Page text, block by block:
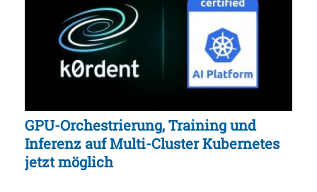
GPU-Orchestrierung, Training und
Inferenz auf Multi-Cluster Kubernetes
jetzt möglich